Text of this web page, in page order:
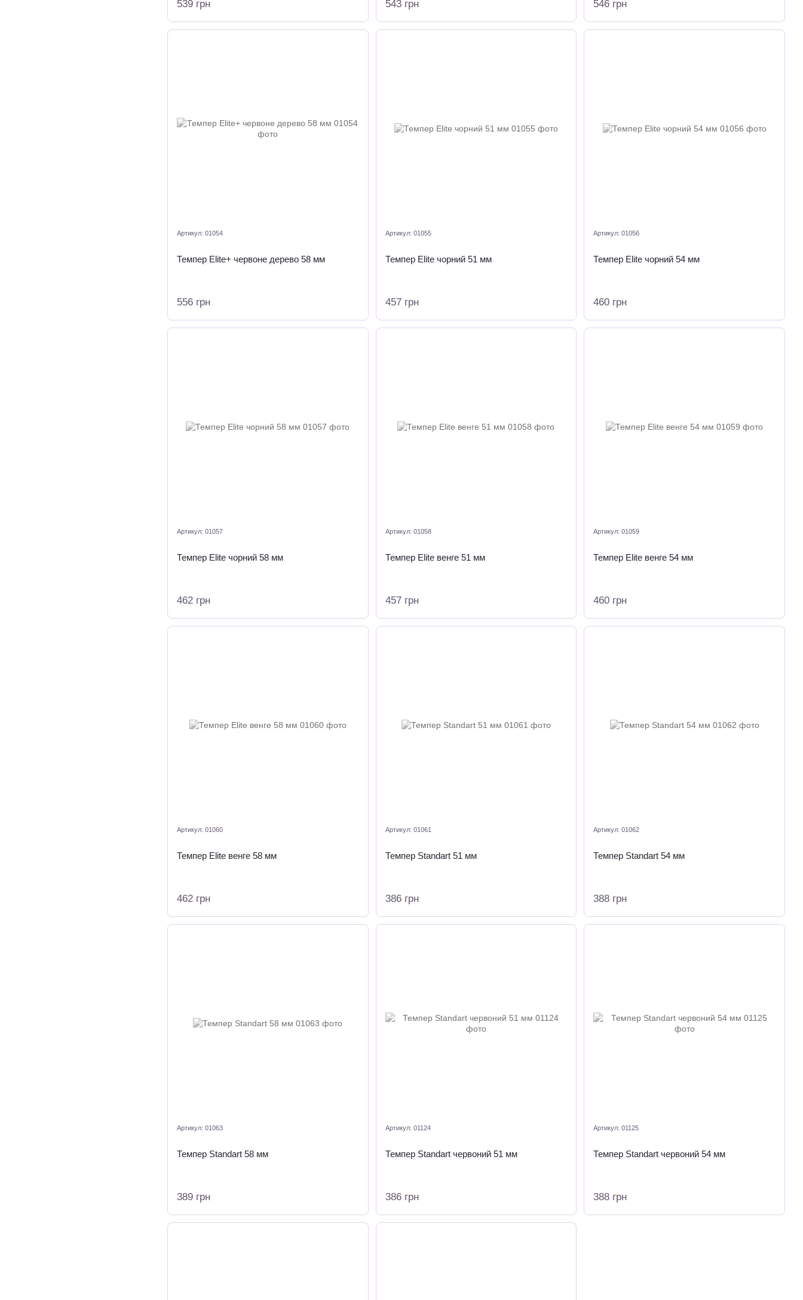
539 грн 543 грн 546 грн
Артикул: 01054
Темпер Elite+ червоне дерево 58 мм
556 грн
Артикул: 01055
Темпер Elite чорний 51 мм
457 грн
Артикул: 01056
Темпер Elite чорний 54 мм
460 грн
Артикул: 01057
Темпер Elite чорний 58 мм
462 грн
Артикул: 01058
Темпер Elite венге 51 мм
457 грн
Артикул: 01059
Темпер Elite венге 54 мм
460 грн
Артикул: 01060
Темпер Elite венге 58 мм
462 грн
Артикул: 01061
Темпер Standart 51 мм
386 грн
Артикул: 01062
Темпер Standart 54 мм
388 грн
Артикул: 01063
Темпер Standart 58 мм
389 грн
Артикул: 01124
Темпер Standart червоний 51 мм
386 грн
Артикул: 01125
Темпер Standart червоний 54 мм
388 грн